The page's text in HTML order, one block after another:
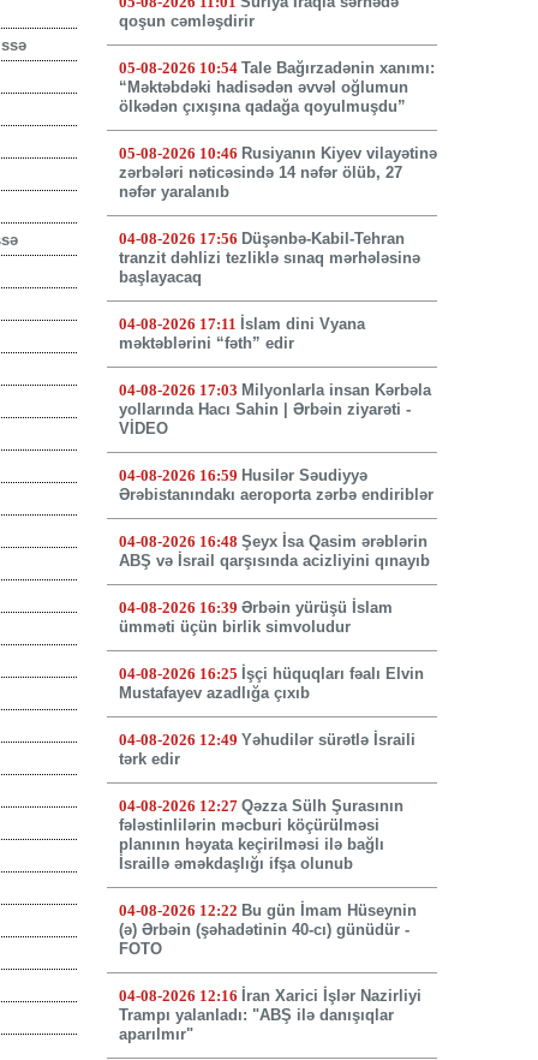
qoşun cəmləşdirir
05-08-2026 10:54 Tale Bağırzadənin xanımı:
“Məktəbdəki hadisədən əvvəl oğlumun
ölkədən çıxışına qadağa qoyulmuşdu”
05-08-2026 10:46 Rusiyanın Kiyev vilayətinə
zərbələri nəticəsində 14 nəfər ölüb, 27
nəfər yaralanıb
04-08-2026 17:56 Düşənbə-Kabil-Tehran
tranzit dəhlizi tezliklə sınaq mərhələsinə
başlayacaq
04-08-2026 17:11 İslam dini Vyana
məktəblərini “fəth” edir
04-08-2026 17:03 Milyonlarla insan Kərbəla
yollarında Hacı Sahin | Ərbəin ziyarəti -
VİDEO
04-08-2026 16:59 Husilər Səudiyyə
Ərəbistanındakı aeroporta zərbə endiriblər
04-08-2026 16:48 Şeyx İsa Qasim ərəblərin
ABŞ və İsrail qarşısında acizliyini qınayıb
04-08-2026 16:39 Ərbəin yürüşü İslam
ümməti üçün birlik simvoludur
04-08-2026 16:25 İşçi hüquqları fəalı Elvin
Mustafayev azadlığa çıxıb
04-08-2026 12:49 Yəhudilər sürətlə İsraili
tərk edir
04-08-2026 12:27 Qəzza Sülh Şurasının
fələstinlilərin məcburi köçürülməsi
planının həyata keçirilməsi ilə bağlı
İsraillə əməkdaşlığı ifşa olunub
04-08-2026 12:22 Bu gün İmam Hüseynin
(ə) Ərbəin (şəhadətinin 40-cı) günüdür -
FOTO
04-08-2026 12:16 İran Xarici İşlər Nazirliyi
Trampı yalanladı: "ABŞ ilə danışıqlar
aparılmır"